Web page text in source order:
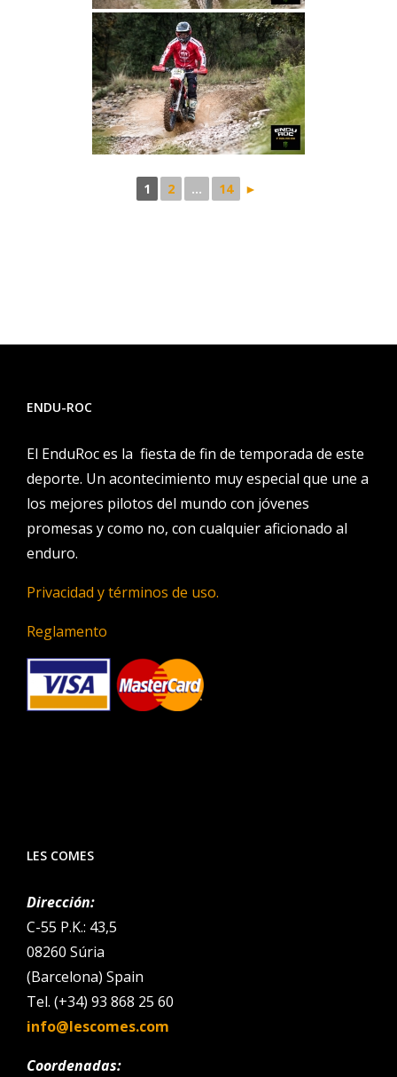
1 2 ... 14 ►
ENDU-ROC
El EnduRoc es la fiesta de fin de temporada de este
deporte. Un acontecimiento muy especial que une a
los mejores pilotos del mundo con jóvenes
promesas y como no, con cualquier aficionado al
enduro.
Privacidad y términos de uso.
Reglamento
LES COMES
Dirección:
C-55 P.K.: 43,5
08260 Súria
(Barcelona) Spain
Tel. (+34) 93 868 25 60
info@lescomes.com
Coordenadas: